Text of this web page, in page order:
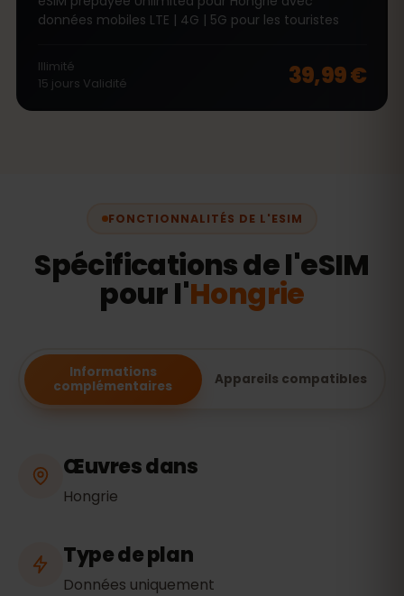
données mobiles LTE | 4G | 5G pour les touristes
Illimité
15 jours Validité 39,99 €
FONCTIONNALITÉS DE L'ESIM
Spécifications de l'eSIM
pour l'Hongrie
Informations
complémentaires
Appareils compatibles
Œuvres dans
Hongrie
Type de plan
Données uniquement